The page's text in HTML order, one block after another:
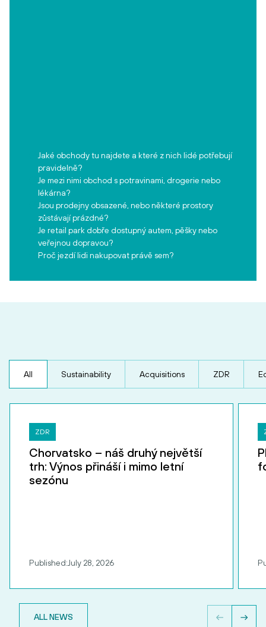
Jaké obchody tu najdete a které z nich lidé potřebují
pravidelně?
Je mezi nimi obchod s potravinami, drogerie nebo
lékárna?
Jsou prodejny obsazené, nebo některé prostory
zůstávají prázdné?
Je retail park dobře dostupný autem, pěšky nebo
veřejnou dopravou?
Proč jezdí lidi nakupovat právě sem?
All Sustainability Acquisitions ZDR
ZDR
Chorvatsko – náš druhý největší
trh: Výnos přináší i mimo letní
sezónu
Published:July 28, 2026
ALL NEWS